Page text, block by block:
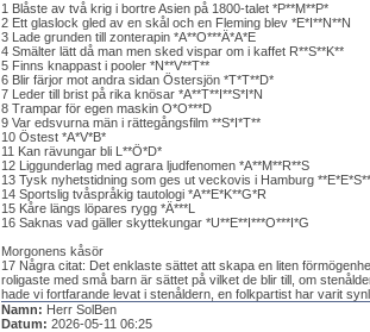
1 Blåste av två krig i bortre Asien på 1800-talet *P**M**P*
2 Ett glaslock gled av en skål och en Fleming blev *E*I**N**N
3 Lade grunden till zonterapin *A**O***Ä*A*E
4 Smälter lätt då man men sked vispar om i kaffet R**S**K**
5 Finns knappast i pooler *N**V**T**
6 Blir färjor mot andra sidan Östersjön *T*T**D*
7 Leder till brist på rika knösar *A**T**I**S*I*N
8 Trampar för egen maskin O*O***D
9 Var edsvurna män i rättegångsfilm **S*I*T**
10 Östest *A*V*B*
11 Kan rävungar bli L**Ö*D*
12 Liggunderlag med agrara ljudfenomen *A**M**R**S
13 Tysk nyhetstidning som ges ut veckovis i Hamburg
14 Sportslig tvåspråkig tautologi *A**E*K**G*R
15 Kåre längs löpares rygg *Ä***L
16 Saknas vad gäller skyttekungar *U**E**I***O***I*G
Morgonens kåsör
17 Några citat: Det enklaste sättet att skapa en liten
roligaste med små barn är sättet på vilket de blir till, om
hade vi fortfarande levat i stenåldern, en folkpartist har varit
Namn: Herr SolBen
Datum: 2026-05-11 06:25